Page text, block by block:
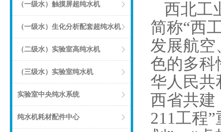
（一级水）触摸屏超纯水机
（一级水）生化分析配套超纯水机
（二级水）实验室高纯水机
（三级水）实验室纯水机
实验室中央纯水系统
纯水机耗材配件中心
西北工
简称“西
发展航空
色的多科
华人民共
西省共建
211工程